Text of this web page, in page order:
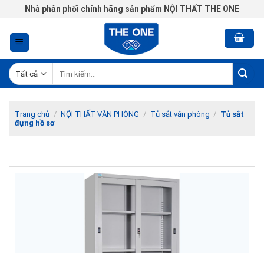
Chuyển
nội
dung
Nhà phân phối chính hãng sản phẩm NỘI THẤT THE ONE
kiếm:
Trang chủ / NỘI THẤT VĂN PHÒNG / Tủ sắt văn phòng / Tủ sắt
đựng hồ sơ